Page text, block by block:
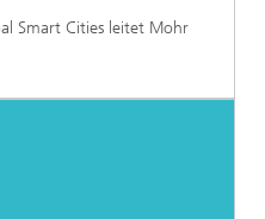
Smart Cities leitet Mohr